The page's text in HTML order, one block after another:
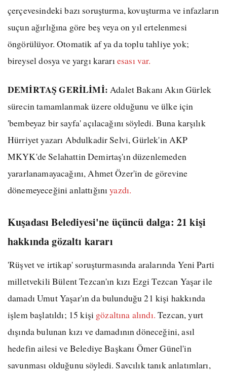
çerçevesindeki bazı soruşturma, kovuşturma ve infazların
suçun ağırlığına göre beş veya on yıl ertelenmesi
öngörülüyor. Otomatik af ya da toplu tahliye yok;
bireysel dosya ve yargı kararıesası var.
DEMİRTAŞ GERİLİMİ: Adalet Bakanı Akın Gürlek
sürecin tamamlanmak üzere olduğunu ve ülke için
'bembeyaz bir sayfa' açılacağını söyledi. Buna karşılık
Hürriyet yazarı Abdulkadir Selvi, Gürlek'in AKP
MKYK'de Selahattin Demirtaş'ın düzenlemeden
yararlanamayacağını, Ahmet Özer'in de görevine
dönemeyeceğini anlattığınıyazdı.
Kuşadası Belediyesi'ne üçüncü dalga: 21 kişi
hakkında gözaltı kararı
'Rüşvet ve irtikap' soruşturmasında aralarında Yeni Parti
milletvekili Bülent Tezcan'ın kızı Ezgi Tezcan Yaşar ile
damadı Umut Yaşar'ın da bulunduğu 21 kişi hakkında
işlem başlatıldı; 15 kişi gözaltına alındı. Tezcan, yurt
dışında bulunan kızı ve damadının döneceğini, asıl
hedefin ailesi ve Belediye Başkanı Ömer Günel'in
savunması olduğunu söyledi. Savcılık tanık anlatımları,